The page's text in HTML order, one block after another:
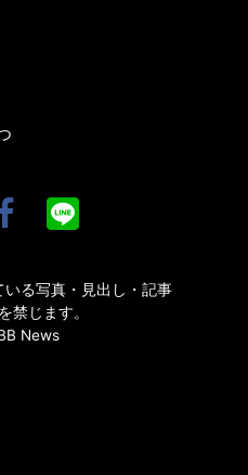
る写真・見出し・記事
禁じます。
News